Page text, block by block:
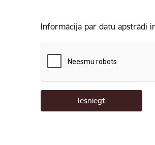
Informācija par datu apstrādi